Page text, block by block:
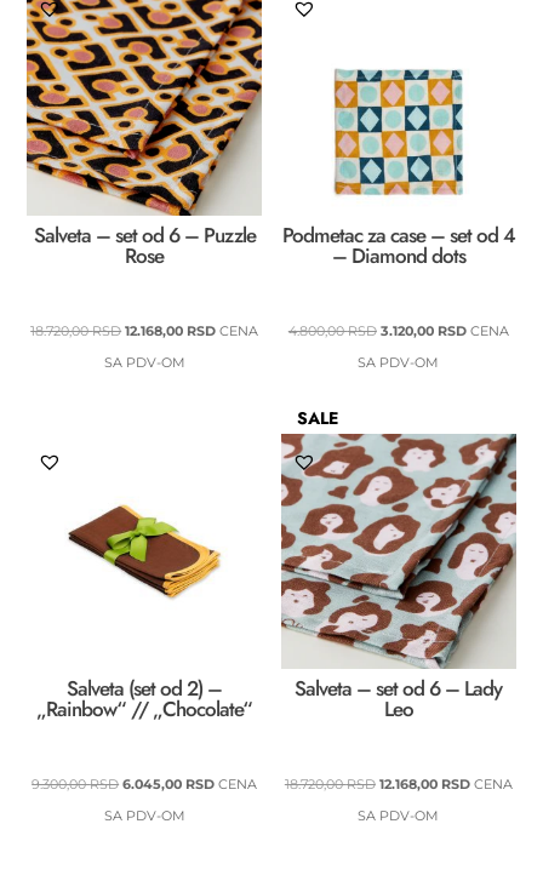
Salveta – set od 6 – Puzzle
Rose
18.720,00RSD ORIGINALNA
CENA
12.168,00 RSDTRENUTNA
12.168,00 RSD.
CENA
SA PDV-OM
Podmetac za case – set od 4
– Diamond dots
4.800,00RSD ORIGINALNA
CENA
4.800,00 RSD.
3.120,00 RSDTRENUTNA
CENA
SA PDV-OM
Salveta (set od 2) –
„Rainbow“ // „Chocolate“
9.300,00RSD ORIGINALNA
CENA
6.045,00 RSDTRENUTNA
CENA
SA PDV-OM
SALE
Salveta – set od 6 – Lady
Leo
18.720,00RSD ORIGINALNA
CENA
12.168,00 RSDTRENUTNA
CENA
SA PDV-OM